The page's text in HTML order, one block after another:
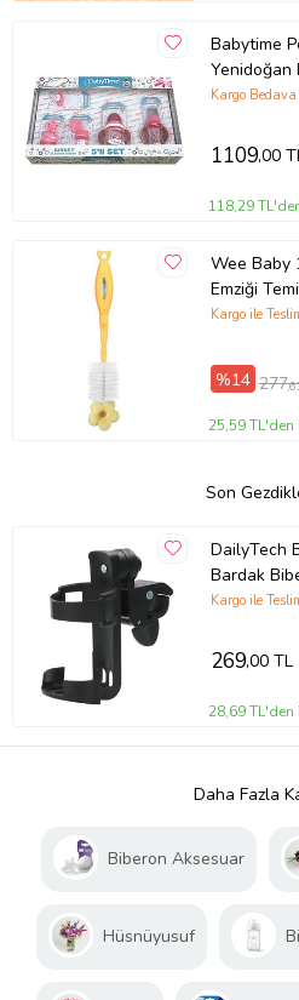
Babytime
Yenidoğan
Kargo Bedava
1109,00
118,29
Wee Baby
Emziği
Kargo ile
%14 277
25,59
Son
DailyTech
Bardak
Kargo ile
269,00 TL
28,69
Daha Fazla
Biberon Aksesuar
Hüsnüyusuf